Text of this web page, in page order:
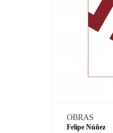
OBRAS
Felipe Núñez